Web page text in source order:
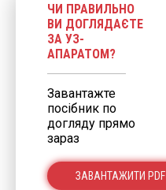
ЧИ ПРАВИЛЬНО
ВИ ДОГЛЯДАЄТЕ
ЗА УЗ-
АПАРАТОМ?
Завантажте
посібник по
догляду прямо
зараз
ЗАВАНТАЖИТИ PDF